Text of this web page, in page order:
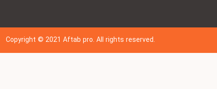
Copyright © 202 1Aftab pro. All rights reserved.